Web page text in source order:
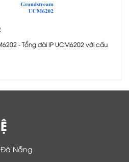
- Tổng đài IP UCM6202 với cấu
Đà Nẵng